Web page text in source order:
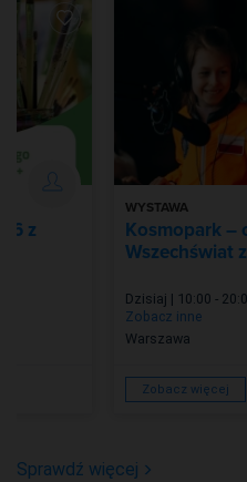
z
WYSTAWA
Kosmopark –
Wszechświat
Dzisiaj | 10:00 -
Zobacz inne
Warszawa
Zobacz więcej
Sprawdź więcej